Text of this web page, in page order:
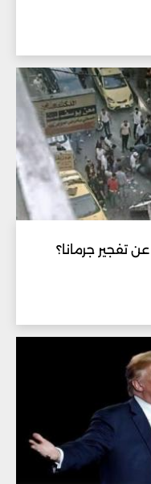
تفجير جرمانا؟